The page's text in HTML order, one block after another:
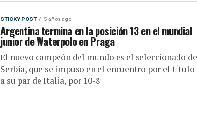
STICKY POST 5 años ago
Argentina termina en la posición 13 en el mundial
junior de Waterpolo en Praga
El nuevo campeón del mundo es el seleccionado de
Serbia, que se impuso en el encuentro por el título
a su par de Italia, por 10-8